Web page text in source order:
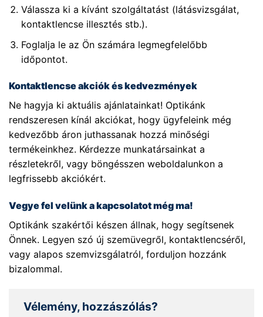
Válassza ki a kívánt szolgáltatást (látásvizsgálat,
kontaktlencse illesztés stb.).
Foglalja le az Ön számára legmegfelelőbb
időpontot.
Kontaktlencse akciók és kedvezmények
Ne hagyja ki aktuális ajánlatainkat! Optikánk
rendszeresen kínál akciókat, hogy ügyfeleink még
kedvezőbb áron juthassanak hozzá minőségi
termékeinkhez. Kérdezze munkatársainkat a
részletekről, vagy böngésszen weboldalunkon a
legfrissebb akciókért.
Vegye fel velünk a kapcsolatot még ma!
Optikánk szakértői készen állnak, hogy segítsenek
Önnek. Legyen szó új szemüvegről, kontaktlencséről,
vagy alapos szemvizsgálatról, forduljon hozzánk
bizalommal.
Vélemény, hozzászólás?